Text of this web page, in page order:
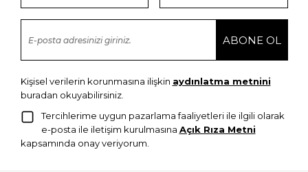
Kişisel verilerin korunmasına ilişkin aydınlatma metnini
buradan okuyabilirsiniz.
Tercihlerime uygun pazarlama faaliyetleri ile ilgili olarak
e-posta ile iletişim kurulmasına Açık Rıza Metni
kapsamında onay veriyorum.